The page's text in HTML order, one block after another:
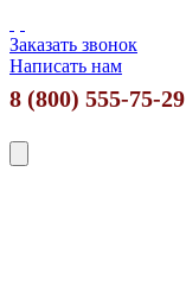
Заказать звонок
Написать нам
8 (800) 555-75-29